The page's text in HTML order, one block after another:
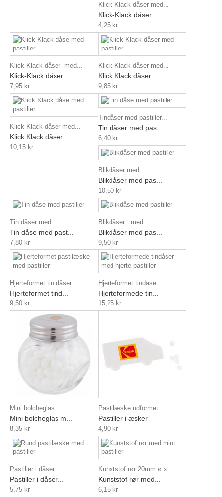
Klick-Klack dåser med...
Klick-Klack dåser...
4,25 kr
Klick Klack dåser med...
Klick-Klack dåser...
7,95 kr
Klick-Klack dåser med...
Klick Klack dåser...
9,85 kr
Klick Klack dåser med...
Klick Klack dåser...
10,15 kr
Tindåser med pastiller...
Tin dåser med pas...
6,40 kr
Blikdåser med...
Blikdåser med pas...
10,50 kr
Tin dåser med...
Tin dåse med past...
7,80 kr
Blikdåser med...
Blikdåser med pas...
9,50 kr
Hjerteformet tin dåser...
Hjerteformet tind...
9,50 kr
Hjerteformet tindåse...
Hjerteformede tin...
15,25 kr
Mini bolcheglas...
Mini bolcheglas m...
8,35 kr
Pastilæske udformet...
Pastiller i æsker
4,90 kr
Pastiller i dåser....
Pastiller i dåser...
5,75 kr
Kunststof rør 20mm ø x...
Kunststof rør med...
6,15 kr